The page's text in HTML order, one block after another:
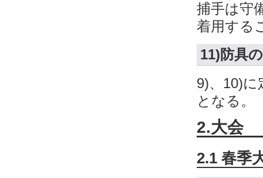
捕手は守
着用する
11)防具
9)、10)
となる。
2.大会
2.1 春季